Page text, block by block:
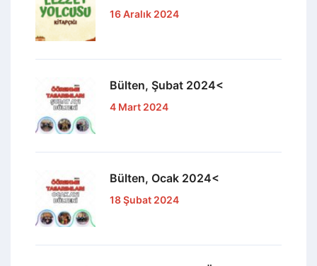
16 Aralık 2024
Bülten, Şubat 2024<
4 Mart 2024
Bülten, Ocak 2024<
18 Şubat 2024